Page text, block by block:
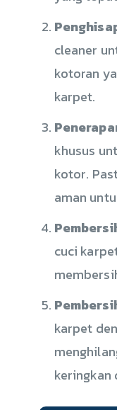
cleaner
kotoran
karpet.
khusus
kotor.
aman
cuci
karpet
keringkan